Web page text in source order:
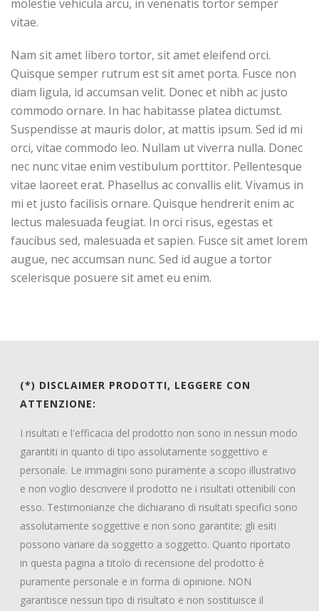
molestie vehicula arcu, in venenatis tortor semper
vitae.
Nam sit amet libero tortor, sit amet eleifend orci.
Quisque semper rutrum est sit amet porta. Fusce non
diam ligula, id accumsan velit. Donec et nibh ac justo
commodo ornare. In hac habitasse platea dictumst.
Suspendisse at mauris dolor, at mattis ipsum. Sed id mi
orci, vitae commodo leo. Nullam ut viverra nulla. Donec
nec nunc vitae enim vestibulum porttitor. Pellentesque
vitae laoreet erat. Phasellus ac convallis elit. Vivamus in
mi et justo facilisis ornare. Quisque hendrerit enim ac
lectus malesuada feugiat. In orci risus, egestas et
faucibus sed, malesuada et sapien. Fusce sit amet lorem
augue, nec accumsan nunc. Sed id augue a tortor
scelerisque posuere sit amet eu enim.
(*) DISCLAIMER PRODOTTI, LEGGERE CON
ATTENZIONE:
I risultati e l'efficacia del prodotto non sono in nessun modo
garantiti in quanto di tipo assolutamente soggettivo e
personale. Le immagini sono puramente a scopo illustrativo
e non voglio descrivere il prodotto ne i risultati ottenibili con
esso. Testimonianze che dichiarano di risultati specifici sono
assolutamente soggettive e non sono garantite; gli esiti
possono variare da soggetto a soggetto. Quanto riportato
in questa pagina a titolo di recensione del prodotto è
puramente personale e in forma di opinione. NON
garantisce nessun tipo di risultato e non sostituisce il